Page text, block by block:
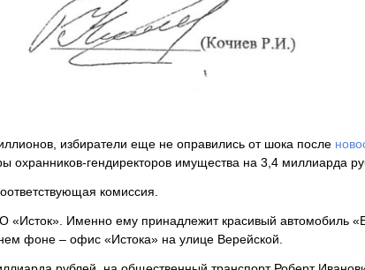
избиратели еще не оправились от шока после
охранников-гендиректоров имущества на 3,4 миллиарда
комиссия.
Именно ему принадлежит красивый автомобиль
фоне – офис «Истока» на улице Верейской.